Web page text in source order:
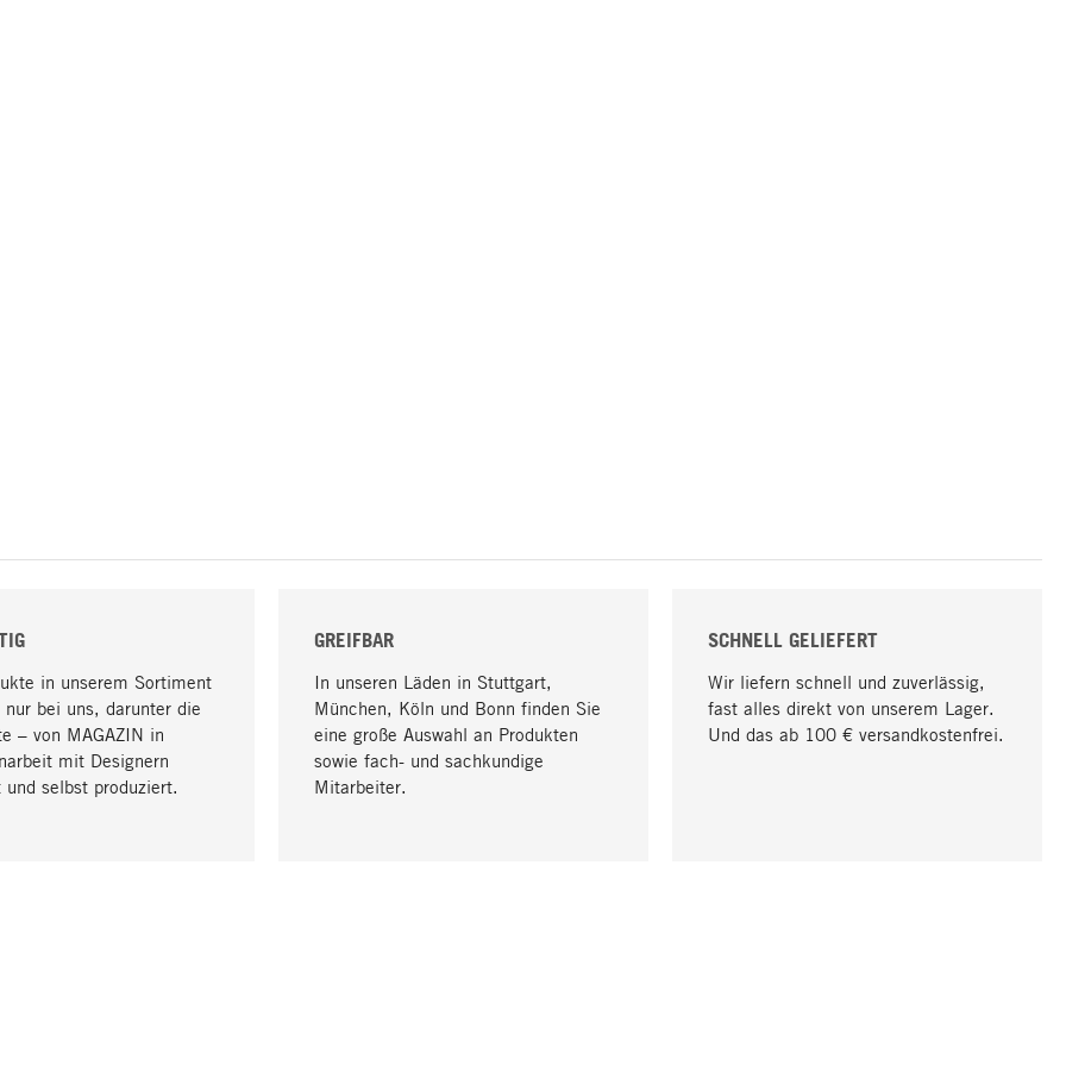
in unserem Sortiment
bei uns, darunter die
– von MAGAZIN in
mit Designern
selbst produziert.
GREIFBAR
In unseren Läden in Stuttgart,
München, Köln und Bonn finden Sie
eine große Auswahl an Produkten
sowie fach- und sachkundige
Mitarbeiter.
SCHNELL GELIEFERT
Wir liefern schnell und zuverlässig,
fast alles direkt von unserem Lager.
Und das ab 100 € versandkostenfrei.